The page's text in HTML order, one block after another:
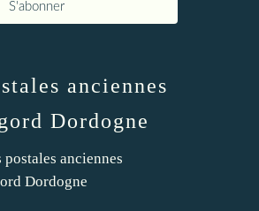
anciennes
Dordogne